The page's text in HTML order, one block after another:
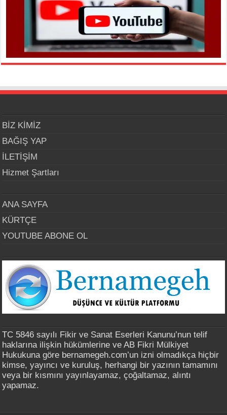
BİZ KİMİZ
BAĞIŞ YAP
İLETİŞİM
Hizmet Şartları
ANA SAYFA
KÜRTÇE
YOUTUBE ABONE OL
TC 5846 sayılı Fikir ve Sanat Eserleri Kanunu’nun telif
haklarına ilişkin hükümlerine ve AB Fikri Mülkiyet
Hukukuna göre bernamegeh.com’un izni olmadıkça hiçbir
kimse, yayıncı ve kuruluş, herhangi bir yazının tamamını
veya bir kısmını yayınlayamaz, çoğaltamaz, alıntı
yapamaz.